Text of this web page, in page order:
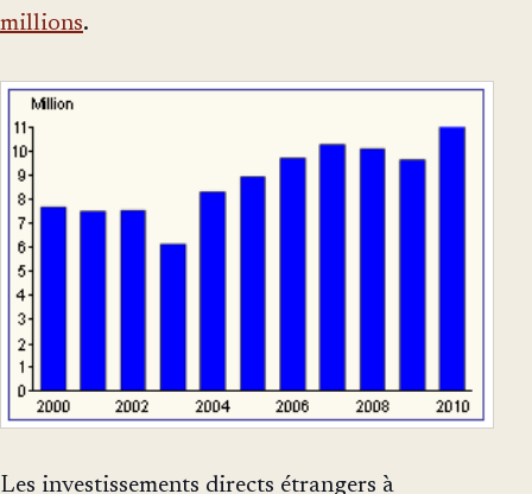
millions.
Les investissements directs étrangers à